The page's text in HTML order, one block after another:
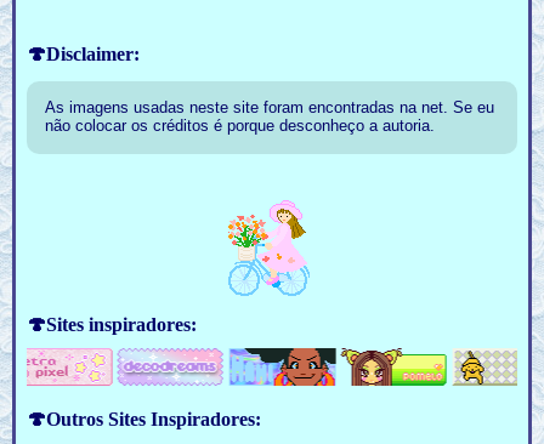
🍄Disclaimer:
As imagens usadas neste site foram encontradas na net. Se eu
não colocar os créditos é porque desconheço a autoria.
🍄Sites inspiradores:
🍄Outros Sites Inspiradores: